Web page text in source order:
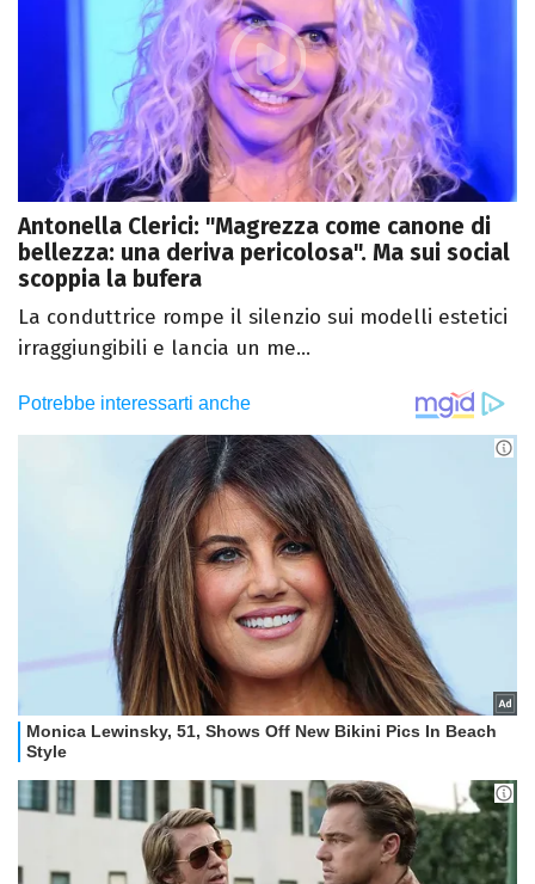
Antonella Clerici: "Magrezza come canone di
bellezza: una deriva pericolosa". Ma sui social
scoppia la bufera
La conduttrice rompe il silenzio sui modelli estetici
irraggiungibili e lancia un me...